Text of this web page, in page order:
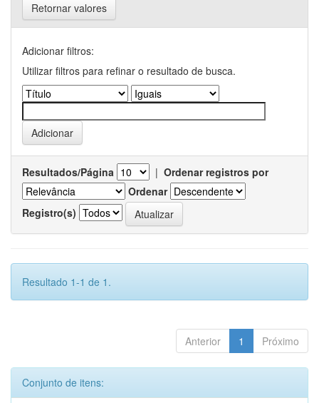
Retornar valores
Adicionar filtros:
Utilizar filtros para refinar o resultado de busca.
Resultados/Página | Ordenar registros por
Ordenar
Registro(s)
Resultado 1-1 de 1.
Anterior 1 Próximo
Conjunto de itens: